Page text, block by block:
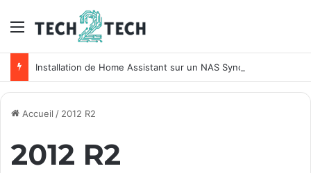
Menu
Installation de Home Assistant sur un NAS Synology
Accueil / 2012 R2
2012 R2